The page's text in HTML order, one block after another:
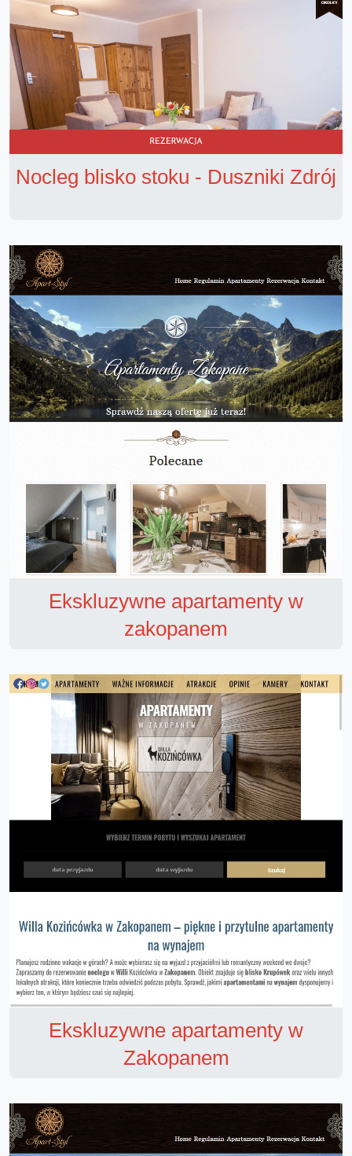
Nocleg blisko stoku - Duszniki Zdrój
Ekskluzywne apartamenty w
zakopanem
Ekskluzywne apartamenty w
Zakopanem